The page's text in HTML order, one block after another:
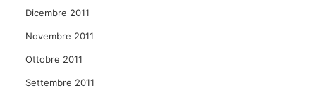
Dicembre 2011
Novembre 2011
Ottobre 2011
Settembre 2011